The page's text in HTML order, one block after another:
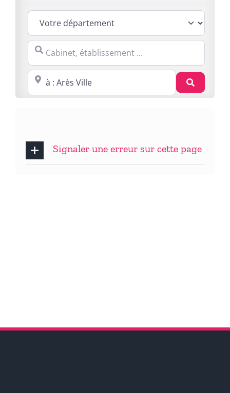
Cabinet, établissement ...
Proche de : ville, cp, lieu ...
Signaler une erreur sur cette page